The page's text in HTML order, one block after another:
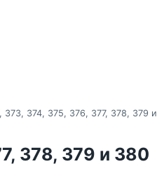
373, 374, 375, 376, 377, 378, 379 и
378, 379 и 380